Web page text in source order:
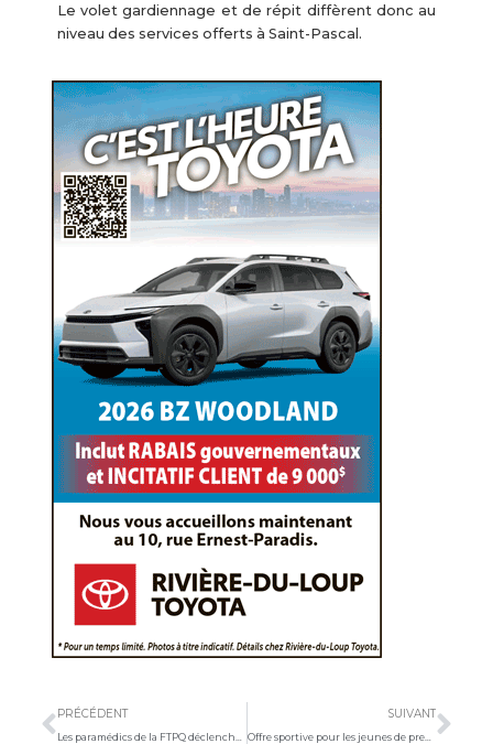
Le volet gardiennage et de répit diffèrent donc au
niveau des services offerts à Saint-Pascal.
PRÉCÉDENT SUIVANT
Offre sportive pour les jeunes de première et deuxième secondaire : L’École polyvalente La Pocatière lance le programme Multi-Sports